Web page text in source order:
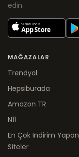
edin.
MAĞAZALAR
Trendyol
Hepsiburada
Amazon TR
N11
En Çok İndirim Yapan
Siteler